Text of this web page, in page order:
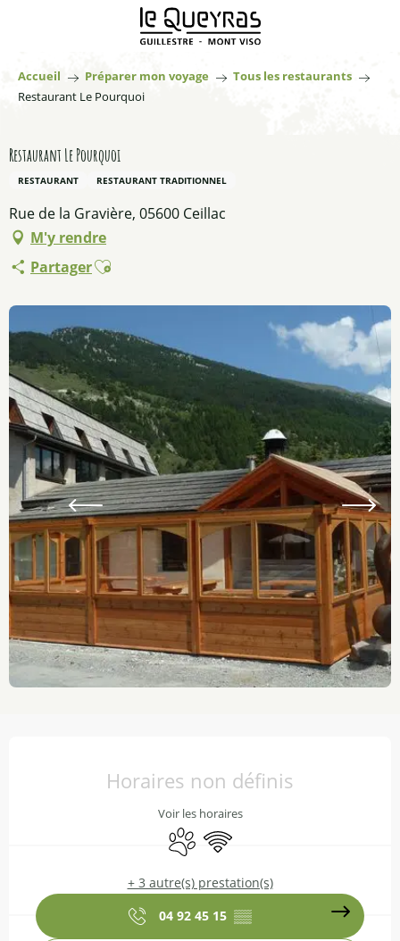
principal
Accueil Préparer mon voyage
Tous les restaurants
Restaurant Le Pourquoi
Restaurant Le Pourquoi
RESTAURANT RESTAURANT TRADITIONNEL
Rue de la Gravière, 05600 Ceillac
M'y rendre
PartagerAjouter aux favoris
Horaires non définis
Voir les horaires
Animaux acceptés
WiFi
+ 3 autre(s) prestation(s)
04 92 45 15 ▒▒